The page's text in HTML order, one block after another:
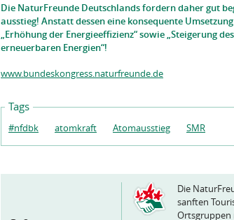
Die NaturFreunde Deutschlands fordern daher gut
ausstieg! Anstatt dessen eine konsequente
„Erhöhung der Energieeffizienz“ sowie „Steige­rung
erneuerbaren Energien“!
www.bundeskongress.naturfreunde.de
Tags
#nfdbk atomkraft Atomausstieg SMR
Die
sanften
Ortsgruppen